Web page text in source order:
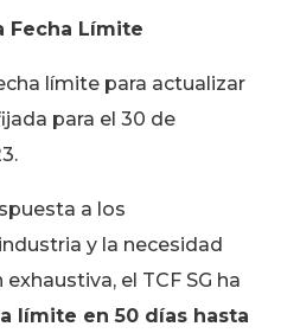
Fecha Límite
límite para actualizar
para el 30 de
a los
y la necesidad
el TCF SG ha
límite en 50 días hasta